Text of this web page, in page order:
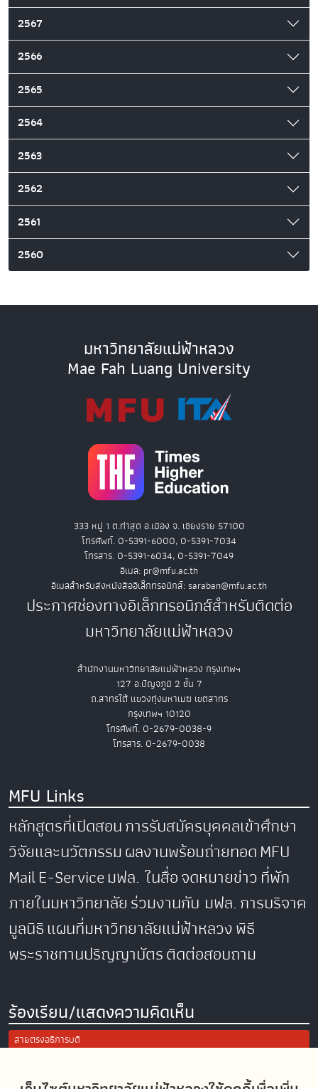
2567
2566
2565
2564
2563
2562
2561
2560
มหาวิทยาลัยแม่ฟ้าหลวง
Mae Fah Luang University
333 หมู่ 1 ต.ท่าสุด อ.เมือง จ. เชียงราย 57100
โทรศัพท์. 0-5391-6000, 0-5391-7034
โทรสาร. 0-5391-6034, 0-5391-7049
อีเมล: pr@mfu.ac.th
อีเมลสำหรับส่งหนังสืออิเล็กทรอนิกส์: saraban@mfu.ac.th
ประกาศช่องทางอิเล็กทรอนิกส์สำหรับติดต่อ
มหาวิทยาลัยแม่ฟ้าหลวง
สำนักงานมหาวิทยาลัยแม่ฟ้าหลวง กรุงเทพฯ
127 อ.ปัญจภูมิ 2 ชั้น 7
ถ.สาทรใต้ แขวงทุ่งมหาเมฆ เขตสาทร
กรุงเทพฯ 10120
โทรศัพท์. 0-2679-0038-9
โทรสาร. 0-2679-0038
MFU Links
หลักสูตรที่เปิดสอนการรับสมัครบุคคลเข้าศึกษา
วิจัยและนวัตกรรมผลงานพร้อมถ่ายทอดMFU
MailE-Serviceมฟล. ในสื่อจดหมายข่าวที่พัก
ภายในมหาวิทยาลัยร่วมงานกับ มฟล.การบริจาค
มูลนิธิแผนที่มหาวิทยาลัยแม่ฟ้าหลวงพิธี
พระราชทานปริญญาบัตรติดต่อสอบถาม
ร้องเรียน/แสดงความคิดเห็น
สายตรงอธิการบดี
ประเมินความพึงพอใจในการใช้งานเว็บไซต์ มฟล.